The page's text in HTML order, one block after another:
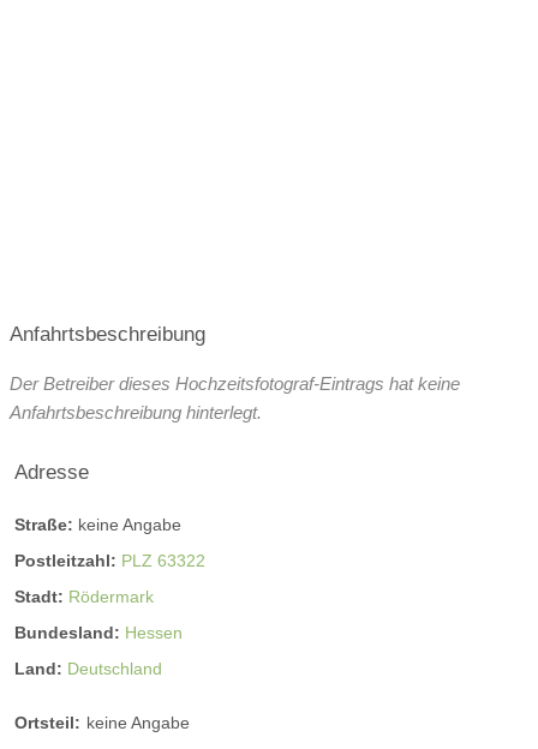
Anfahrtsbeschreibung
Der Betreiber dieses Hochzeitsfotograf-Eintrags hat keine
Anfahrtsbeschreibung hinterlegt.
Adresse
Straße: keine Angabe
Postleitzahl: PLZ 63322
Stadt: Rödermark
Bundesland: Hessen
Land: Deutschland
Ortsteil: keine Angabe